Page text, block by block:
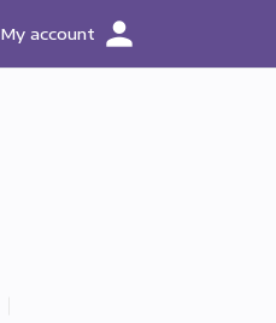
My account person